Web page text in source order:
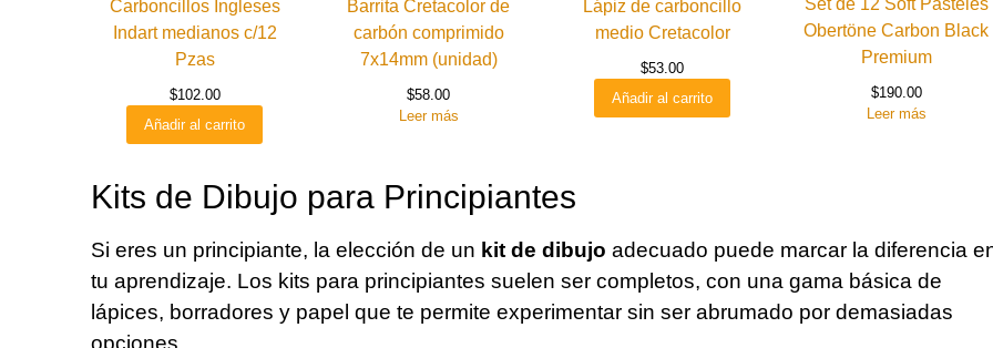
Carboncillos Ingleses
Indart medianos c/12
Pzas
$102.00
Añadir al carrito
Barrita Cretacolor de
carbón comprimido
7x14mm (unidad)
$58.00
Leer más
Lápiz de carboncillo
medio Cretacolor
$53.00
Añadir al carrito
Obertöne Carbon Black
Premium
$190.00
Leer más
Kits de Dibujo para Principiantes
Si eres un principiante, la elección de un kit de dibujo adecuado puede marcar la diferencia
tu aprendizaje. Los kits para principiantes suelen ser completos, con una gama básica de
lápices, borradores y papel que te permite experimentar sin ser abrumado por demasiadas
opciones.